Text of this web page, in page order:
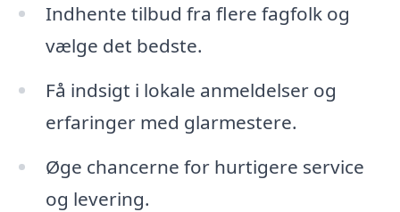
Indhente tilbud fra flere fagfolk og
vælge det bedste.
Få indsigt i lokale anmeldelser og
erfaringer med glarmestere.
Øge chancerne for hurtigere service
og levering.